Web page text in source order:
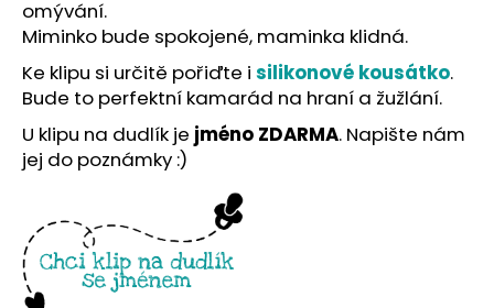
omývání.
Miminko bude spokojené, maminka klidná.
Ke klipu si určitě pořiďte i silikonové kousátko.
Bude to perfektní kamarád na hraní a žužlání.
U klipu na dudlík je jméno ZDARMA. Napište nám
jej do poznámky :)
o
r
u
č
u
j
e